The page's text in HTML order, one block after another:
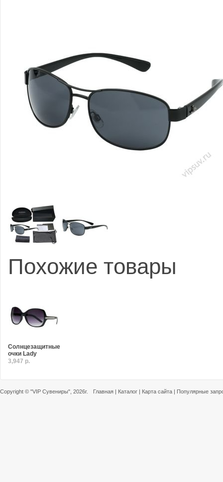
Похожие товары
Солнцезащитные
очки Lady
3,947 р.
Copyright © "VIP Сувениры" , 2026г. Главная | Каталог | Карта сайта | Популярные